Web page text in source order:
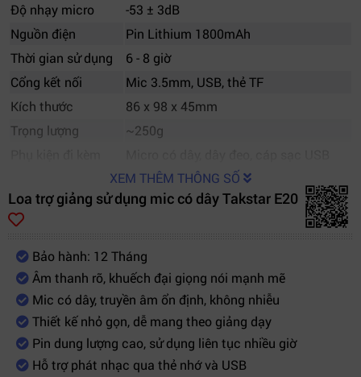
Độ nhạy micro
-53 ± 3dB
Nguồn điện
Pin Lithium 1800mAh
Thời gian sử dụng
6 - 8 giờ
Cổng kết nối
Mic 3.5mm, USB, thẻ TF
Kích thước
86 x 98 x 45mm
Trọng lượng
~250g
XEM THÊM THÔNG SỐ
Loa trợ giảng sử dụng mic có dây Takstar E20
Bảo hành: 12 Tháng
Âm thanh rõ, khuếch đại giọng nói mạnh mẽ
Mic có dây, truyền âm ổn định, không nhiễu
Thiết kế nhỏ gọn, dễ mang theo giảng dạy
Pin dung lượng cao, sử dụng liên tục nhiều giờ
Hỗ trợ phát nhạc qua thẻ nhớ và USB